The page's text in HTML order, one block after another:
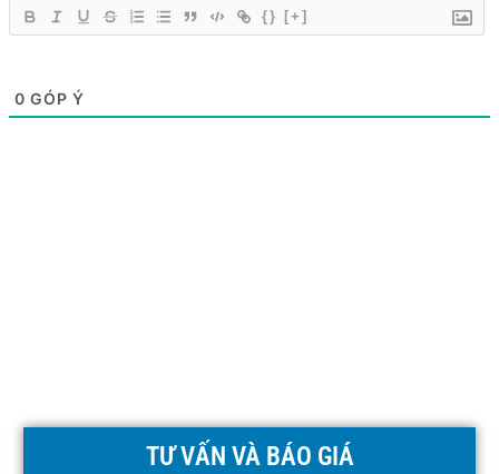
{} [+]
0 GÓP Ý
TƯ VẤN VÀ BÁO GIÁ